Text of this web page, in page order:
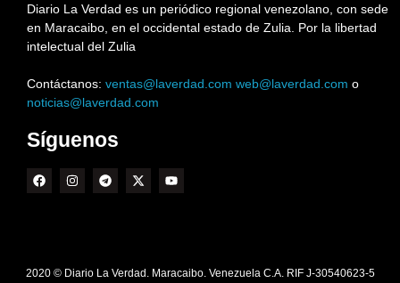
Diario La Verdad es un periódico regional venezolano, con sede
en Maracaibo, en el occidental estado de Zulia. Por la libertad
intelectual del Zulia
Contáctanos: ventas@laverdad.com web@laverdad.com o
noticias@laverdad.com
Síguenos
2020 © Diario La Verdad. Maracaibo. Venezuela C.A. RIF J-30540623-5